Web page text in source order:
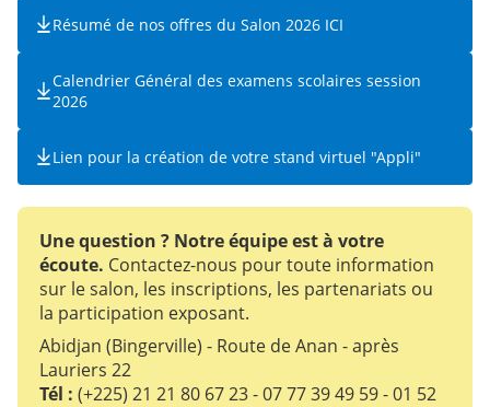
Résumé de nos offres du Salon 2026 ICI
Calendrier Général des examens scolaires session
2026
Lien pour la création de votre stand virtuel "Appli"
Une question ? Notre équipe est à votre
écoute. Contactez-nous pour toute information
sur le salon, les inscriptions, les partenariats ou
la participation exposant.
Abidjan (Bingerville) - Route de Anan - après
Lauriers 22
Tél : (+225) 21 21 80 67 23 - 07 77 39 49 59 - 01 52